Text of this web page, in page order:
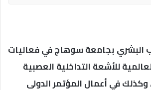
البشري بجامعة سوهاج في فعاليات
للأشعة التداخلية العصبية
وكذلك في أعمال المؤتمر الدولى